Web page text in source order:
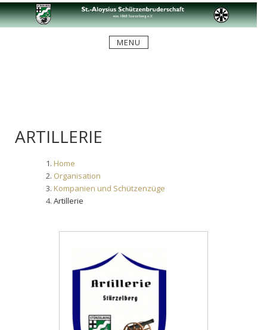
Skip
to
MENU
ARTILLERIE
Home
Organisation
Kompanien und Schützenzüge
Artillerie